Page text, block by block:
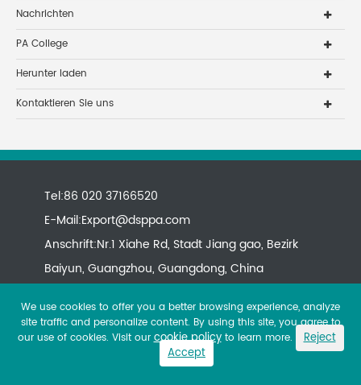
Nachrichten
PA College
Herunter laden
Kontaktieren Sie uns
Tel:86 020 37166520
E-Mail:Export@dsppa.com
Anschrift:Nr.1 Xiahe Rd, Stadt Jiang gao, Bezirk
Baiyun, Guangzhou, Guangdong, China
Copyright ©All rights reserved.
We use cookies to offer you a better browsing experience, analyze
site traffic and personalize content. By using this site, you agree to
our use of cookies. Visit ourcookie policyto learn more.
Reject
Accept